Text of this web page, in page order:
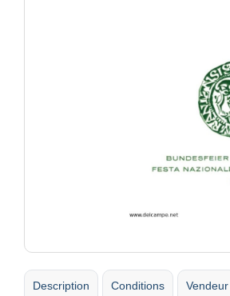
Description Conditions Vendeur